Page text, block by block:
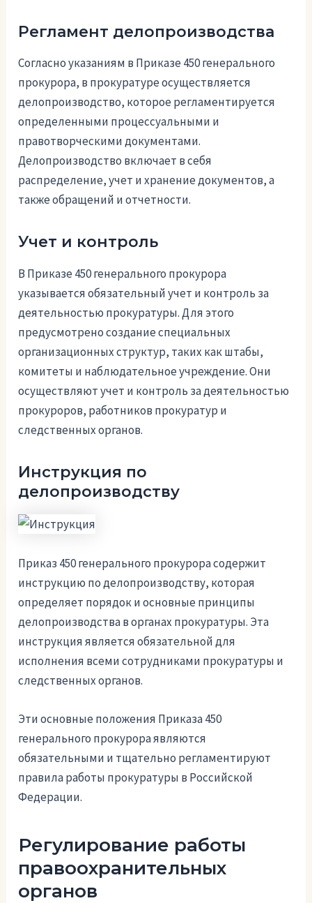
Регламент делопроизводства
Согласно указаниям в Приказе 450 генерального
прокурора, в прокуратуре осуществляется
делопроизводство, которое регламентируется
определенными процессуальными и
правотворческими документами.
Делопроизводство включает в себя
распределение, учет и хранение документов, а
также обращений и отчетности.
Учет и контроль
В Приказе 450 генерального прокурора
указывается обязательный учет и контроль за
деятельностью прокуратуры. Для этого
предусмотрено создание специальных
организационных структур, таких как штабы,
комитеты и наблюдательное учреждение. Они
осуществляют учет и контроль за деятельностью
прокуроров, работников прокуратур и
следственных органов.
Инструкция по
делопроизводству
Приказ 450 генерального прокурора содержит
инструкцию по делопроизводству, которая
определяет порядок и основные принципы
делопроизводства в органах прокуратуры. Эта
инструкция является обязательной для
исполнения всеми сотрудниками прокуратуры и
следственных органов.
Эти основные положения Приказа 450
генерального прокурора являются
обязательными и тщательно регламентируют
правила работы прокуратуры в Российской
Федерации.
Регулирование работы
правоохранительных
органов